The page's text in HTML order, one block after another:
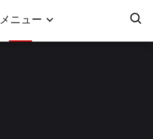
メニュー